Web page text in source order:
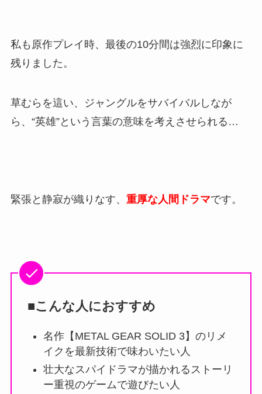
私も原作プレイ時、最後の10分間は強烈に印象に
残りました。
草むらを這い、ジャングルをサバイバルしなが
ら、“英雄”という言葉の意味を考えさせられる…
緊張と静寂が織りなす、 重厚な人間ドラマです。
■こんな人におすすめ
名作【METAL GEAR SOLID 3】のリメ
イクを最新技術で味わいたい人
壮大なスパイドラマが描かれるストーリ
ー重視のゲームで遊びたい人